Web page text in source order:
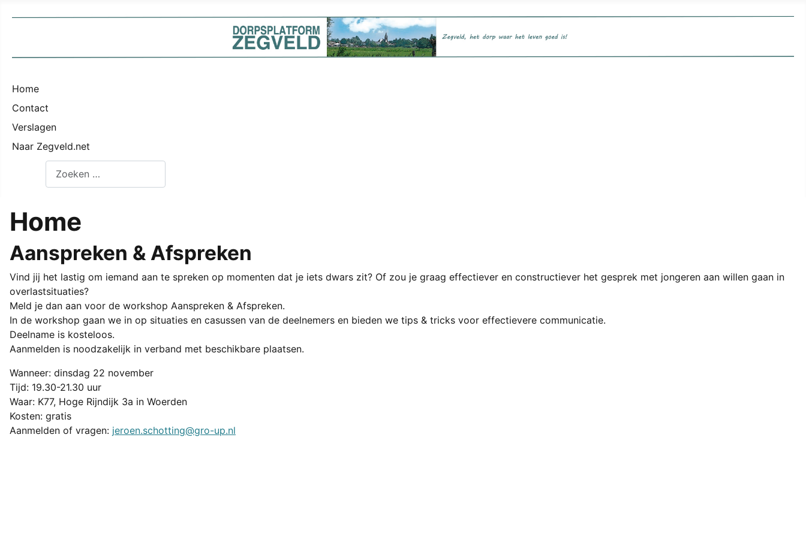
Home
Contact
Verslagen
Naar Zegveld.net
Home
Aanspreken & Afspreken
Vind jij het lastig om iemand aan te spreken op momenten dat je iets dwars zit? Of zou je graag effectiever en constructiever het gesprek met jongeren aan willen gaan in
overlastsituaties?
Meld je dan aan voor de workshop Aanspreken & Afspreken.
In de workshop gaan we in op situaties en casussen van de deelnemers en bieden we tips & tricks voor effectievere communicatie.
Deelname is kosteloos.
Aanmelden is noodzakelijk in verband met beschikbare plaatsen.
Wanneer: dinsdag 22 november
Tijd: 19.30-21.30 uur
Waar: K77, Hoge Rijndijk 3a in Woerden
Kosten: gratis
Aanmelden of vragen: jeroen.schotting@gro-up.nl